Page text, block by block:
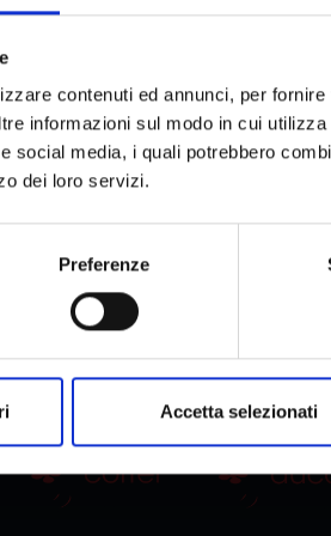
contenuti ed annunci, per
informazioni sul modo in cui
social media, i quali potrebbero
dei loro servizi.
Preferenze
Accetta selezionati
I NOSTRI MARCHI